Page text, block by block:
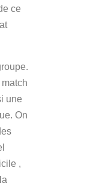
ce
match
une
On
,